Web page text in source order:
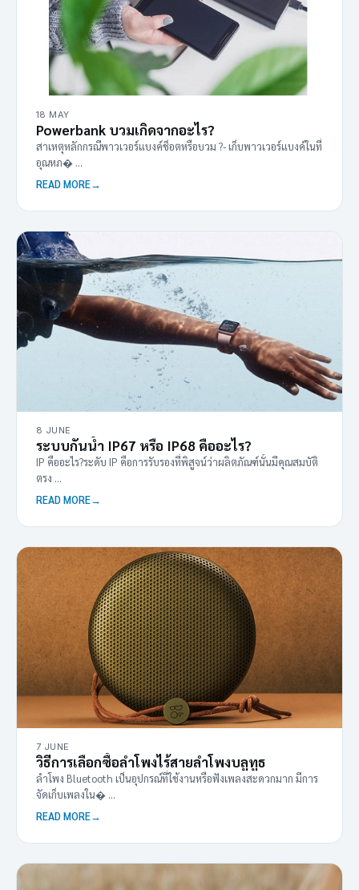
18 MAY
Powerbank บวมเกิดจากอะไร?
สาเหตุหลักกรณีพาวเวอร์แบงค์ช็อตหรือบวม ?- เก็บพาวเวอร์แบงค์ในที่
อุณหภ� ...
READ MORE
8 JUNE
ระบบกันน้ำ IP67 หรือ IP68 คืออะไร?
IP คืออะไร?ระดับ IP คือการรับรองที่พิสูจน์ว่าผลิตภัณฑ์นั้นมีคุณสมบัติ
ตรง ...
READ MORE
7 JUNE
วิธีการเลือกซื้อลำโพงไร้สายลำโพงบลูทูธ
ลำโพง Bluetooth เป็นอุปกรณ์ที่ใช้งานหรือฟังเพลงสะดวกมาก มีการ
จัดเก็บเพลงใน� ...
READ MORE